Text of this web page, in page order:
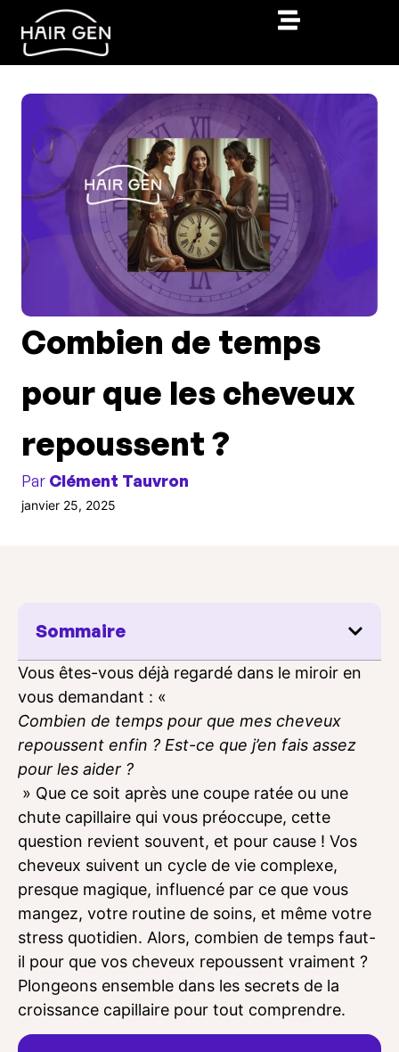
Combien de temps
pour que les cheveux
repoussent ?
Par Clément Tauvron
janvier 25, 2025
Sommaire
Vous êtes-vous déjà regardé dans le miroir en
vous demandant : «
Combien de temps pour que mes cheveux
repoussent enfin ? Est-ce que j’en fais assez
pour les aider ?
» Que ce soit après une coupe ratée ou une
chute capillaire qui vous préoccupe, cette
question revient souvent, et pour cause ! Vos
cheveux suivent un cycle de vie complexe,
presque magique, influencé par ce que vous
mangez, votre routine de soins, et même votre
stress quotidien. Alors, combien de temps faut-
il pour que vos cheveux repoussent vraiment ?
Plongeons ensemble dans les secrets de la
croissance capillaire pour tout comprendre.